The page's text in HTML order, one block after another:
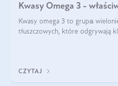
Kwasy Omega 3 -
Kwasy omega 3 to grupа
tłuszczowych, które odgrywają
CZYTAJ